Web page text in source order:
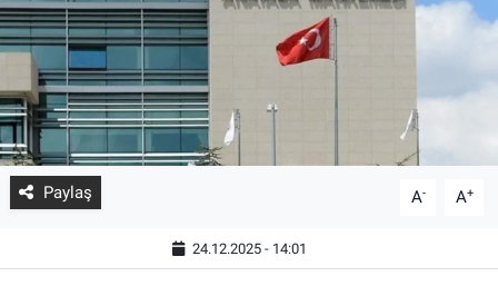
Paylaş A- A+
24.12.2025 - 14:01